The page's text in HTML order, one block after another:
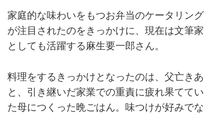
家庭的な味わいをもつお弁当のケータリング
が注目されたのをきっかけに、現在は文筆家
としても活躍する麻生要一郎さん。
料理をするきっかけとなったのは、父亡きあ
と、引き継いだ家業での重責に疲れ果ててい
た母につくった晩ごはん。味つけが好みでな